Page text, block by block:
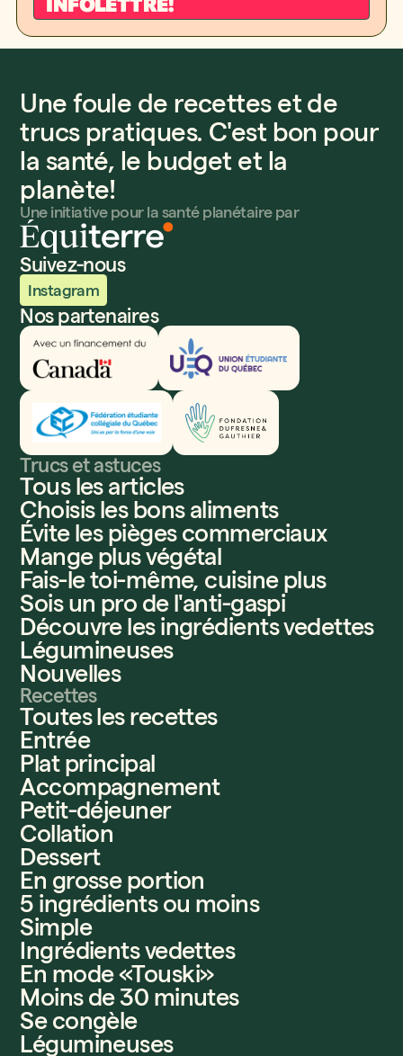
Une foule de recettes et de
trucs pratiques. C'est bon pour
la santé, le budget et la
planète!
Une initiative pour la santé planétaire par
Suivez-nous
Instagram
Nos partenaires
Innovation, Sciences et Développement économique
Union étudiante du Québec
Fédération étudiante collégiale du Québec
Fondation Dufresne et Gauthier
Trucs et astuces
Tous les articles
Choisis les bons aliments
Évite les pièges commerciaux
Mange plus végétal
Fais-le toi-même, cuisine plus
Sois un pro de l'anti-gaspi
Découvre les ingrédients vedettes
Légumineuses
Nouvelles
Recettes
Toutes les recettes
Entrée
Plat principal
Accompagnement
Petit-déjeuner
Collation
Dessert
En grosse portion
5 ingrédients ou moins
Simple
Ingrédients vedettes
En mode «Touski»
Moins de 30 minutes
Se congèle
Légumineuses